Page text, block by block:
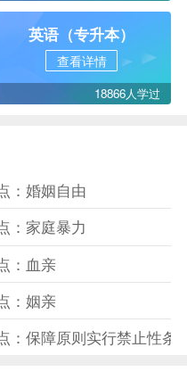
英语（专升本）
查看详情
18866人学过
：婚姻自由
：家庭暴力
：血亲
：姻亲
：保障原则实行禁止性条